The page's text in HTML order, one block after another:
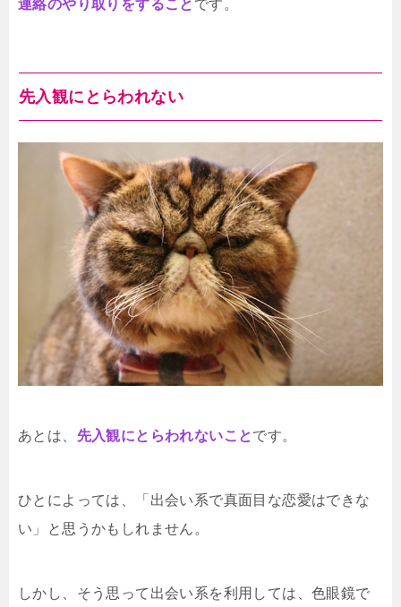
連絡のやり取りをすること です。
先入観にとらわれない
あとは、 先入観にとらわれないことです。
ひとによっては、「出会い系で真面目な恋愛はできな
い」と思うかもしれません。
しかし、そう思って出会い系を利用しては、色眼鏡で